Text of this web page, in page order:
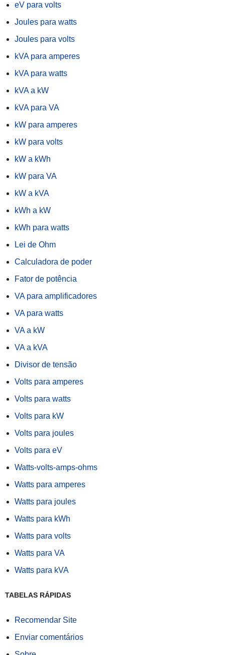
eV para volts
Joules para watts
Joules para volts
kVA para amperes
kVA para watts
kVA a kW
kVA para VA
kW para amperes
kW para volts
kW a kWh
kW para VA
kW a kVA
kWh a kW
kWh para watts
Lei de Ohm
Calculadora de poder
Fator de potência
VA para amplificadores
VA para watts
VA a kW
VA a kVA
Divisor de tensão
Volts para amperes
Volts para watts
Volts para kW
Volts para joules
Volts para eV
Watts-volts-amps-ohms
Watts para amperes
Watts para joules
Watts para kWh
Watts para volts
Watts para VA
Watts para kVA
TABELAS RÁPIDAS
Recomendar Site
Enviar comentários